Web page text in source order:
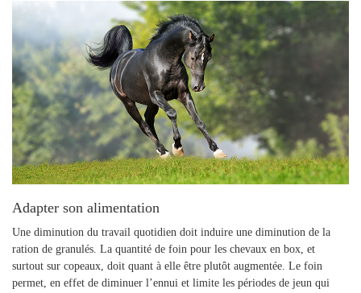
Adapter son alimentation
Une diminution du travail quotidien doit induire une diminution de la
ration de granulés. La quantité de foin pour les chevaux en box, et
surtout sur copeaux, doit quant à elle être plutôt augmentée. Le foin
permet, en effet de diminuer l’ennui et limite les périodes de jeun qui